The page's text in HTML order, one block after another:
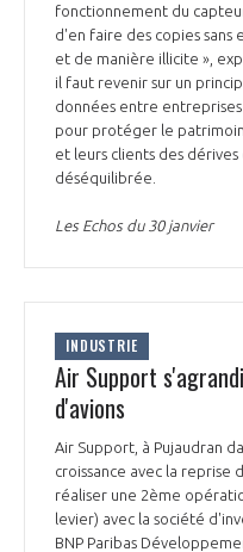
COMPÉTITIVITÉ
EMPLOI & FORMATION
ENVIRONNEMENT
INNOVATION
LES PUBLICATIONS
DOCUMENTS & BROCHURES
RAPPORTS D'ACTIVITÉS
fonctionnement du
d'en faire des copies
et de manière illicite »,
il faut revenir sur un
données entre
pour protéger le
et leurs clients des
déséquilibrée.
Les Echos du 30 janvier
INDUSTRIE
Air Support
d'avions
Air Support, à Pujaudran
croissance avec la
réaliser une 2ème
levier) avec la société
BNP Paribas